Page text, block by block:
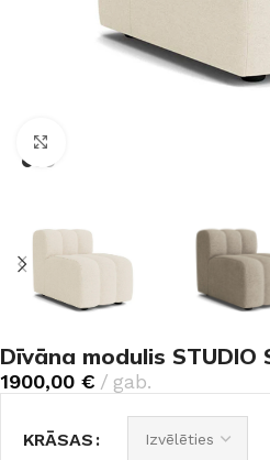
Dīvāna modulis STUDIO
1900,00 € gab.
KRĀSAS